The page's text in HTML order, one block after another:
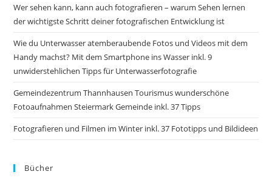
Wer sehen kann, kann auch fotografieren – warum Sehen lernen
der wichtigste Schritt deiner fotografischen Entwicklung ist
Wie du Unterwasser atemberaubende Fotos und Videos mit dem
Handy machst? Mit dem Smartphone ins Wasser inkl. 9
unwiderstehlichen Tipps für Unterwasserfotografie
Gemeindezentrum Thannhausen Tourismus wunderschöne
Fotoaufnahmen Steiermark Gemeinde inkl. 37 Tipps
Fotografieren und Filmen im Winter inkl. 37 Fototipps und Bildideen
Bücher